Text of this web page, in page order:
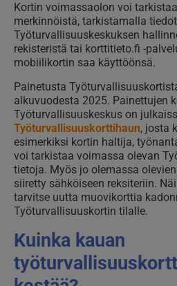
Kortin voimassaolon voi
merkinnöistä, tarkistamalla tiedot
Työturvallisuuskeskuksen
rekisteristä tai korttitieto.fi -
mobiilikortin saa käyttöönsä.
Painetusta
alkuvuodesta 2025. Painettujen
Työturvallisuuskeskus on
Työturvallisuuskorttihaun, josta
esimerkiksi kortin haltija,
voi tarkistaa voimassa olevan
tietoja. Myös jo olemassa
siiretty sähköiseen reksiteriin.
tarvitse uutta muovikorttia
Työturvallisuuskortin tilalle.
Kuinka kauan